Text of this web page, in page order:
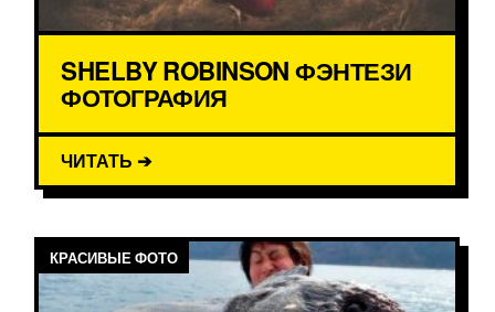
SHELBY ROBINSON ФЭНТЕЗИ
ФОТОГРАФИЯ
ЧИТАТЬ ➔
КРАСИВЫЕ ФОТО